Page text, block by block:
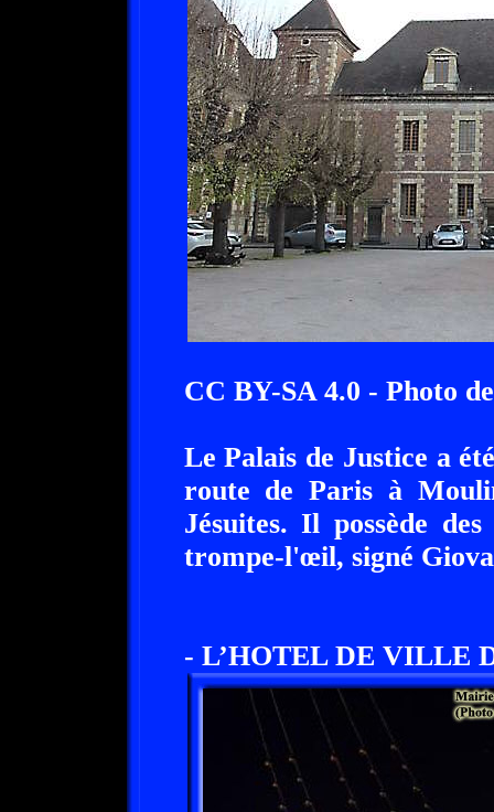
CC BY-SA 4.0 - Photo
Le Palais de Justice a
route de Paris à
Jésuites. Il possède
trompe-l'œil, signé
- L’HOTEL DE VILLE